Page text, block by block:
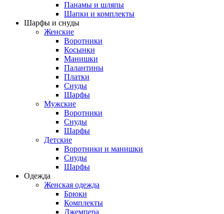
Панамы и шляпы
Шапки и комплекты
Шарфы и снуды
Женские
Воротники
Косынки
Манишки
Палантины
Платки
Снуды
Шарфы
Мужские
Воротники
Снуды
Шарфы
Детские
Воротники и манишки
Снуды
Шарфы
Одежда
Женская одежда
Брюки
Комплекты
Джемпера